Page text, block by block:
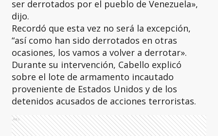
ser derrotados por el pueblo de Venezuela»,
dijo.
Recordó que esta vez no será la excepción,
“así como han sido derrotados en otras
ocasiones, los vamos a volver a derrotar».
Durante su intervención, Cabello explicó
sobre el lote de armamento incautado
proveniente de Estados Unidos y de los
detenidos acusados de acciones terroristas.
Ads